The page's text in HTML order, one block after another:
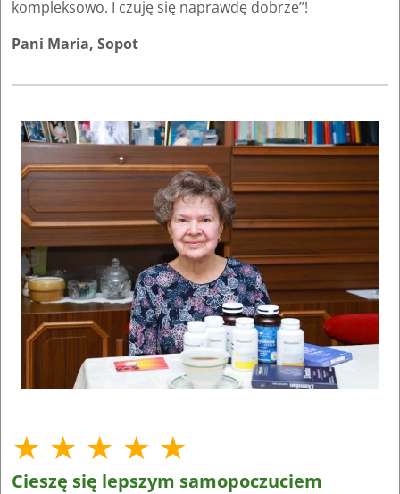
kompleksowo. I czuję się naprawdę dobrze”!
Pani Maria, Sopot
★ ★ ★ ★ ★
Cieszę się lepszym samopoczuciem